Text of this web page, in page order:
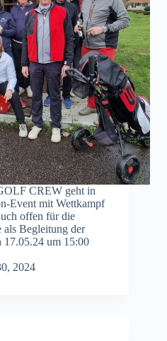
CREW geht in
Event mit Wettkampf
offen für die
Begleitung der
17.05.24 um 15:00
2024